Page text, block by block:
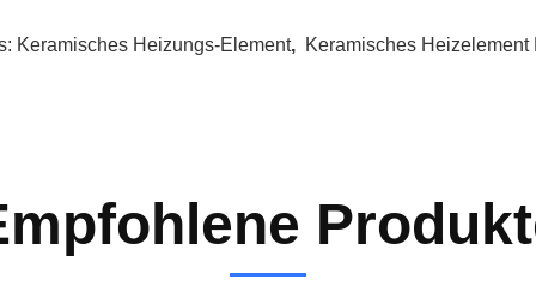
Keramisches Heizungs-Element, Keramisches Heizelement